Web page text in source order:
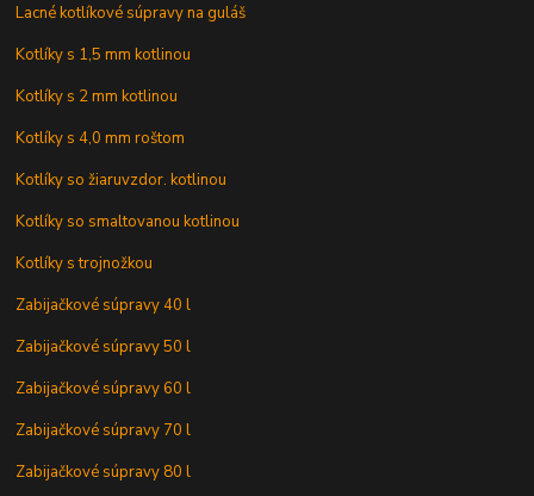
Lacné kotlíkové súpravy na guláš
Kotlíky s 1,5 mm kotlinou
Kotlíky s 2 mm kotlinou
Kotlíky s 4,0 mm roštom
Kotlíky so žiaruvzdor. kotlinou
Kotlíky so smaltovanou kotlinou
Kotlíky s trojnožkou
Zabijačkové súpravy 40 l
Zabijačkové súpravy 50 l
Zabijačkové súpravy 60 l
Zabijačkové súpravy 70 l
Zabijačkové súpravy 80 l